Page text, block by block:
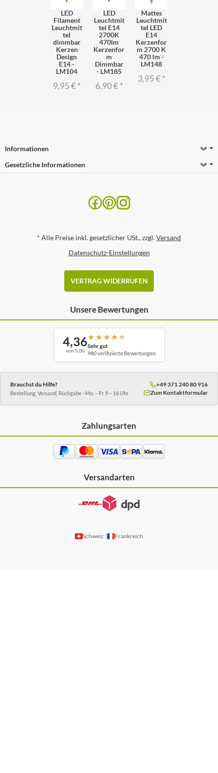
LED
Filament
Leuchtmit
tel
dimmbar
Kerzen
Design
E14 -
LM104
9,95 €*
LED
Leuchtmit
tel E14
2700K
470lm
Kerzenfor
m
Dimmbar
- LM185
6,90 €*
Mattes
Leuchtmit
tel LED
E14
Kerzenfor
m 2700 K
470 lm -
LM148
3,95 €*
Informationen
Gesetzliche Informationen
* Alle Preise inkl. gesetzlicher USt., zzgl.Versand
Datenschutz-Einstellungen
VERTRAG WIDERRUFEN
Unsere Bewertungen
4,36
von 5,00
★ ★ ★ ★ ★
Sehr gut
980 verifizierte Bewertungen
Brauchst du Hilfe?
Bestellung, Versand, Rückgabe · Mo. – Fr. 9 – 16 Uhr
+49 371 240 80 916
Zum Kontaktformular
Zahlungsarten
Versandarten
Schweiz | Frankreich